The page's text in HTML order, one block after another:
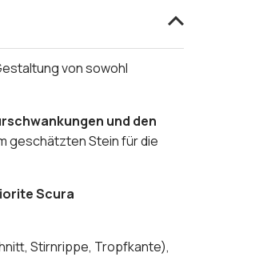
von sowohl
und den
geschätzten Stein für die
Scura
Stirnrippe, Tropfkante),